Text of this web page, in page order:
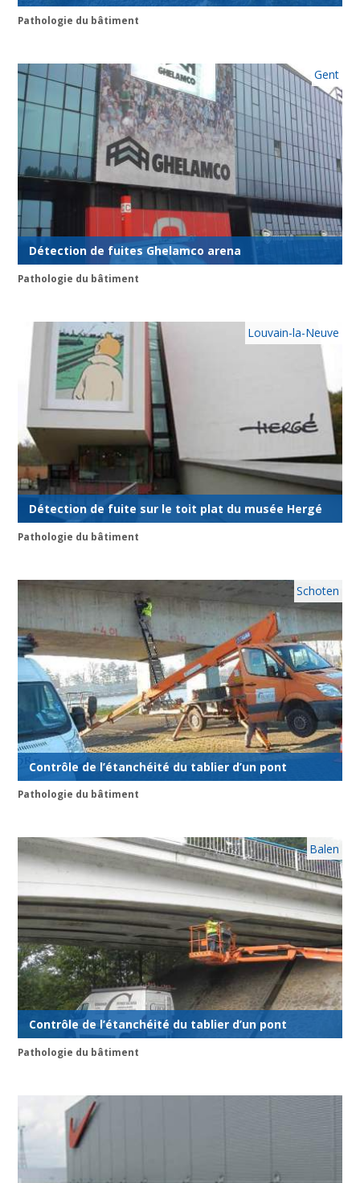
Pathologie du bâtiment
Détection de fuites Ghelamco arena
Gent
Pathologie du bâtiment
Détection de fuite sur le toit plat du musée Hergé
Louvain-la-Neuve
Pathologie du bâtiment
Contrôle de l’étanchéité du tablier d’un pont
Schoten
Pathologie du bâtiment
Contrôle de l’étanchéité du tablier d’un pont
Balen
Pathologie du bâtiment